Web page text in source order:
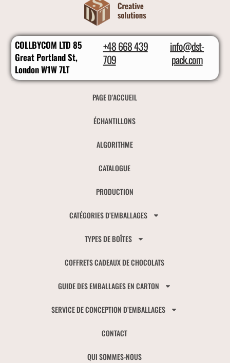
COLLBYCOM LTD 85
Great Portland St,
London W1W 7LT
+48 668 439
709
info@dst-
pack.com
PAGE D’ACCUEIL
ÉCHANTILLONS
ALGORITHME
CATALOGUE
PRODUCTION
CATÉGORIES D’EMBALLAGES
TYPES DE BOÎTES
COFFRETS CADEAUX DE CHOCOLATS
GUIDE DES EMBALLAGES EN CARTON
SERVICE DE CONCEPTION D’EMBALLAGES
CONTACT
QUI SOMMES-NOUS